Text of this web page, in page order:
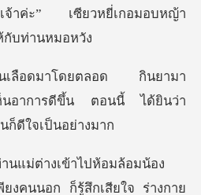
เซียวหยี่เกอมอบหญ้า
า
นอาการดีขึ้น ตอนนี้ ได
ยงคนนอก ก็รู้สึกเสียใจ ร่างกาย